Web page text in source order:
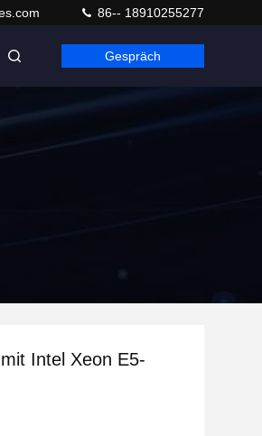
86-- 18910255277
Gespräch
Intel Xeon E5-